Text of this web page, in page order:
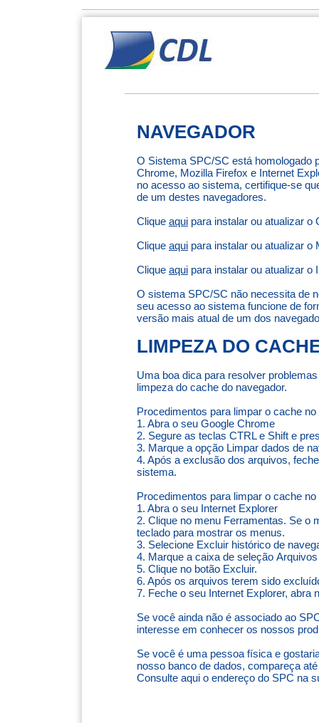
NAVEGADOR
O Sistema SPC/SC está homologado
Chrome, Mozilla Firefox e Internet
no acesso ao sistema, certifique-se
de um destes navegadores.
Clique aqui para instalar ou atualizar o
Clique aqui para instalar ou atualizar o
Clique aqui para instalar ou atualizar o
O sistema SPC/SC não necessita de
seu acesso ao sistema funcione de
versão mais atual de um dos
LIMPEZA DO
Uma boa dica para resolver
limpeza do cache do navegador.
Procedimentos para limpar o cache
1. Abra o seu Google Chrome
2. Segure as teclas CTRL e Shift e
3. Marque a opção Limpar dados de
4. Após a exclusão dos arquivos,
sistema.
Procedimentos para limpar o cache
1. Abra o seu Internet Explorer
2. Clique no menu Ferramentas. Se o
teclado para mostrar os menus.
3. Selecione Excluir histórico de
4. Marque a caixa de seleção
5. Clique no botão Excluir.
6. Após os arquivos terem sido
7. Feche o seu Internet Explorer, abra
Se você ainda não é associado ao
interesse em conhecer os nossos
Se você é uma pessoa física e
nosso banco de dados, compareça
Consulte aqui o endereço do SPC na